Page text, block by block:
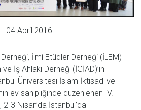
04 April 2016
İlmi Etüdler Derneği (İLEM)
İş Ahlakı Derneği (İGİAD)’ın
Üniversitesi İslam İktisadı ve
ev sahipliğinde düzenlenen IV.
3 Nisan’da İstanbul’da